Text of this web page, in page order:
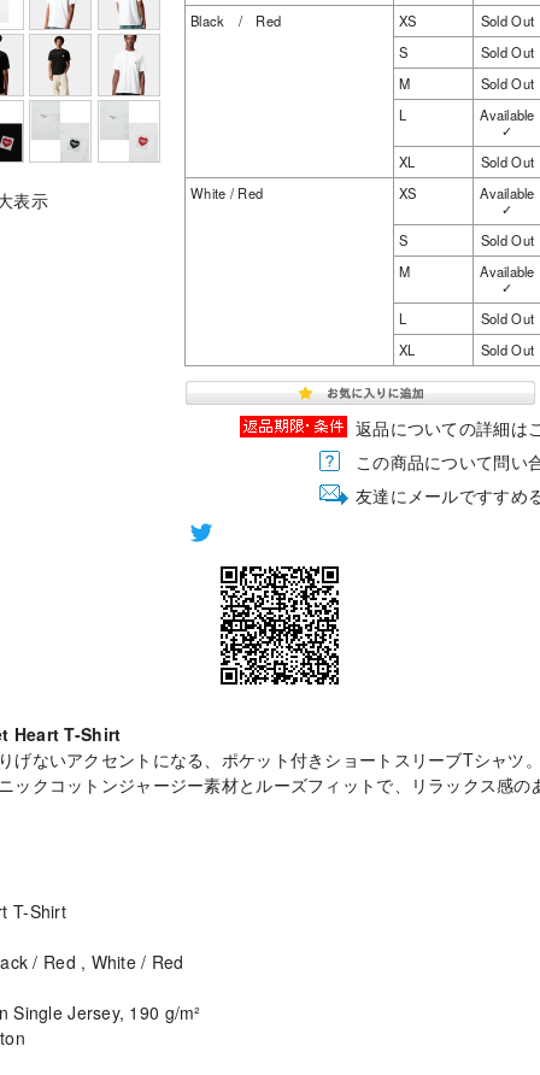
表示
Black / Red
XS Sold Out
S
Sold Out
M
Sold Out
L
Available
✓
XL
Sold Out
White / Red
XS
Available
✓
S
Sold Out
M
Available
✓
L
Sold Out
XL
Sold Out
返品についての詳細は
この商品について問い
友達にメールですすめ
Heart T-Shirt
げないアクセントになる、ポケット付きショートスリーブTシャツ。
ックコットンジャージー素材とルーズフィットで、リラックス感の
T-Shirt
/ Red , White / Red
Single Jersey, 190 g/m²